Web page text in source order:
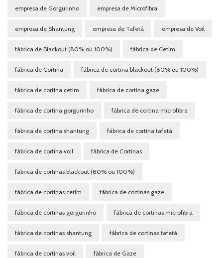
empresa de Gorgurinho empresa de Microfibra
empresa de Shantung empresa de Tafetá empresa de Voil
fábrica de Blackout (80% ou 100%) fábrica de Cetim
fábrica de Cortina fábrica de cortina blackout (80% ou 100%)
fábrica de cortina cetim fábrica de cortina gaze
fábrica de cortina gorgurinho fábrica de cortina microfibra
fábrica de cortina shantung fábrica de cortina tafetá
fábrica de cortina voil fábrica de Cortinas
fábrica de cortinas blackout (80% ou 100%)
fábrica de cortinas cetim fábrica de cortinas gaze
fábrica de cortinas gorgurinho fábrica de cortinas microfibra
fábrica de cortinas shantung fábrica de cortinas tafetá
fábrica de cortinas voil fábrica de Gaze